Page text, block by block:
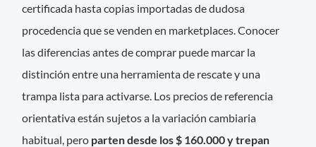
certificada hasta copias importadas de dudosa
procedencia que se venden en marketplaces. Conocer
las diferencias antes de comprar puede marcar la
distinción entre una herramienta de rescate y una
trampa lista para activarse. Los precios de referencia
orientativa están sujetos a la variación cambiaria
habitual, pero parten desde los $ 160.000 y trepan